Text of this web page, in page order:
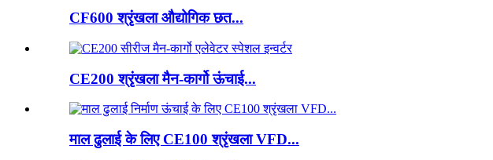
CF600 श्रृंखला औद्योगिक छत...
CE200 श्रृंखला मैन-कार्गो ऊंचाई...
माल ढुलाई के लिए CE100 श्रृंखला VFD...